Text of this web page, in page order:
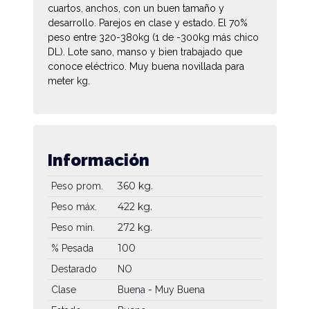
cuartos, anchos, con un buen tamaño y
desarrollo. Parejos en clase y estado. El 70%
peso entre 320-380kg (1 de -300kg más chico
DL). Lote sano, manso y bien trabajado que
conoce eléctrico. Muy buena novillada para
meter kg.
Información
Peso prom. 360 kg.
Peso máx. 422 kg.
Peso mín. 272 kg.
% Pesada 100
Destarado
NO
Clase
Buena - Muy Buena